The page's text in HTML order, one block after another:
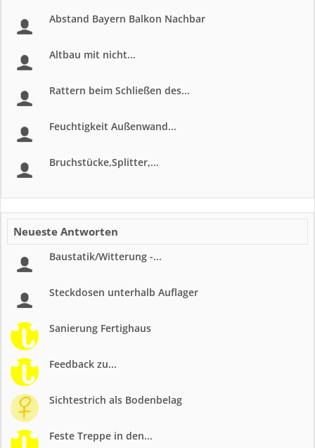
Abstand Bayern Balkon Nachbar
Altbau mit nicht...
Rattern beim Schließen des...
Feuchtigkeit Außenwand...
Bruchstücke,Splitter,...
Neueste Antworten
Baustatik/Witterung -...
Steckdosen unterhalb Auflager
Sanierung Fertighaus
Feedback zu...
Sichtestrich als Bodenbelag
Feste Treppe in den...